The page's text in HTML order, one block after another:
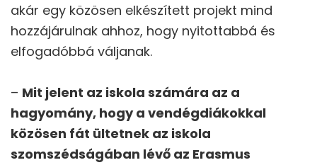
akár egy közösen elkészített projekt mind
hozzájárulnak ahhoz, hogy nyitottabbá és
elfogadóbbá váljanak.
– Mit jelent az iskola számára az a
hagyomány, hogy a vendégdiákokkal
közösen fát ültetnek az iskola
szomszédságában lévő az Erasmus